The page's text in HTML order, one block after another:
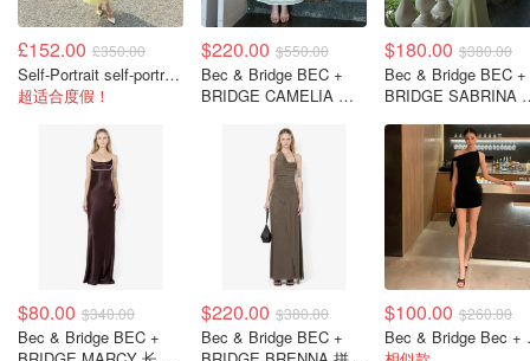
£152.00 £350.00
Self-Portrait self-portrait 黄色雪纺中长裙
超适合度假！
$220.00 $550.00
Bec & Bridge BEC +
BRIDGE CAMELIA 长
FOREVER NEW
$180.00 $380.00
Bec & Bridge BEC +
BRIDGE SABRINA
suyou
$80.00 $340.00
Bec & Bridge BEC +
$220.00 $380.00
Bec & Bridge BEC +
$100.00 $260.00
Bec &